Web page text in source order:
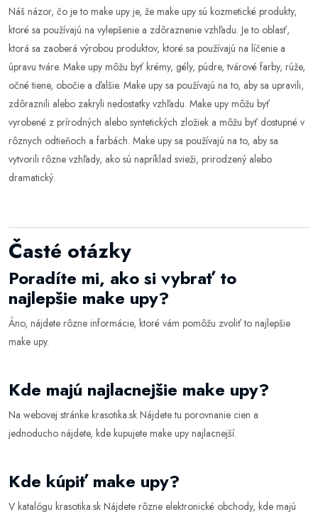
Náš názor, čo je to make upy je, že make upy sú kozmetické produkty,
ktoré sa používajú na vylepšenie a zdôraznenie vzhľadu. Je to oblasť,
ktorá sa zaoberá výrobou produktov, ktoré sa používajú na líčenie a
úpravu tváre. Make upy môžu byť krémy, gély, púdre, tvárové farby, rúže,
očné tiene, obočie a ďalšie. Make upy sa používajú na to, aby sa upravili,
zdôraznili alebo zakryli nedostatky vzhľadu. Make upy môžu byť
vyrobené z prírodných alebo syntetických zložiek a môžu byť dostupné v
rôznych odtieňoch a farbách. Make upy sa používajú na to, aby sa
vytvorili rôzne vzhľady, ako sú napríklad svieži, prirodzený alebo
dramatický.
Časté otázky
Poradíte mi, ako si vybrať to
najlepšie make upy?
Áno, nájdete rôzne informácie, ktoré vám pomôžu zvoliť to najlepšie
make upy.
Kde majú najlacnejšie make upy?
Na webovej stránke krasotika.sk Nájdete tu porovnanie cien a
jednoducho nájdete, kde kupujete make upy najlacnejší.
Kde kúpiť make upy?
V katalógu krasotika.sk Nájdete rôzne elektronické obchody, kde majú